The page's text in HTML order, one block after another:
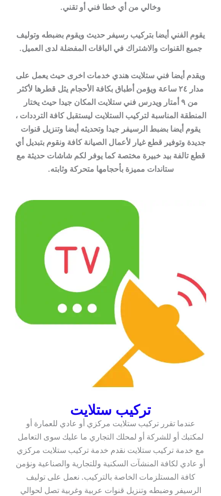
وخالي من أي خطا فني أو تقني.
يقوم الفني أيضا بتركيب رسيفر حديث ويقوم بضبطه وتوليف
جميع القنوات والاشتراك في الباقات المفضلة لدى العميل.
ويقدم أيضا فني ستلايت هندي خدمات اخرى حيث يعمل على
مدار ٢٤ ساعة ويؤمن أطباق بكافة الأحجام يثل قطرها لأكثر
من ٩ أمتار ويدرس فني ستلايت المكان جيدا حيث يختار
المنطقة المناسبة لتركيب الستلايت ليستقبل كافة الترددات ،
يقوم أيضا بضبط الرسيفر جيدا وتحديثه أيضا وتنزيل قنوات
جديدة وتوفير قطع غيار لأعمال الصيانة كافة ونقوم بتبديل أي
قطع تالفة بيد خبيرة مختصة كما يوفر لكم شاشات حديثة مع
ستاندات مميزة بأحجامها متحركة وثابته.
تركيب ستلايت
عندما تقرر تركيب ستلايت مركزي أو عادي للعمارة أو
لمكتبك أو للشركة أو لمحلك التجاري ما عليك سوى التعامل
مع خدمة تركيب ستلايت نقدم خدمة تركيب ستلايت مركزي
أو عادي لكافة المنشآت السكنية وللتجارية والصناعية ونؤمن
كافة المستلزمات الخاصة بالتركيب. نعمل على توليف
الرسيفر وضبطه وتنزيل قنوات عربية وغربية تصل لحوالي